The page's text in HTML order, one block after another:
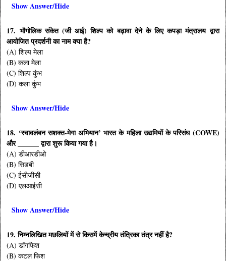
Show Answer/Hide
17. भौगोलिक संकेत (जी आई) शिल्प को बढ़ावा देने के लिए कपड़ा मंत्रालय द्वारा
आयोजित प्रदर्शनी का नाम क्या है?
(A) शिल्प मेला
(B) कला मेला
(C) शिल्प कुंभ
(D) कला कुंभ
Show Answer/Hide
18. ‘स्वावलंबन सशक्त-मेगा अभियान’ भारत के महिला उद्यमियों के परिसंघ (COWE)
और ______ द्वारा शुरू किया गया है।
(A) डीआरडीओ
(B) सिडबी
(C) ईसीजीसी
(D) एलआईसी
Show Answer/Hide
19. निम्नलिखित मछलियों में से किसमें केन्द्रीय तंत्रिका तंत्र नहीं है?
(A) डॉगफिश
(B) कटल फिश